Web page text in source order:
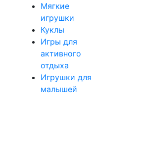
Мягкие
игрушки
Куклы
Игры для
активного
отдыха
Игрушки для
малышей